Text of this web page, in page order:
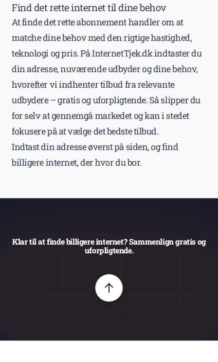
Find det rette internet til dine behov
At finde det rette abonnement handler om at
matche dine behov med den rigtige hastighed,
teknologi og pris. På InternetTjek.dk indtaster du
din adresse, nuværende udbyder og dine behov,
hvorefter vi indhenter tilbud fra relevante
udbydere – gratis og uforpligtende. Så slipper du
for selv at gennemgå markedet og kan i stedet
fokusere på at vælge det bedste tilbud.
Indtast din adresse øverst på siden, og find
billigere internet, der hvor du bor.
Klar til at finde billigere internet? Sammenlign gratis og
uforpligtende.